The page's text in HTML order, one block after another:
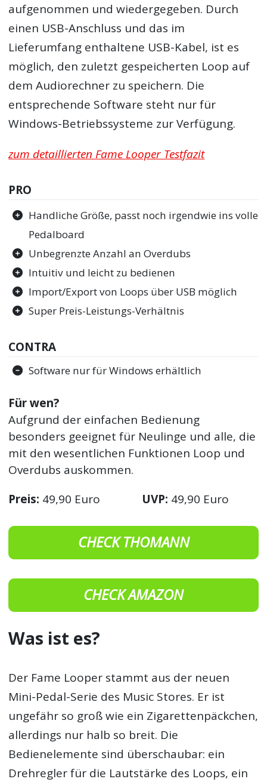
aufgenommen und wiedergegeben. Durch
einen USB-Anschluss und das im
Lieferumfang enthaltene USB-Kabel, ist es
möglich, den zuletzt gespeicherten Loop auf
dem Audiorechner zu speichern. Die
entsprechende Software steht nur für
Windows-Betriebssysteme zur Verfügung.
zum detaillierten Fame Looper Testfazit
PRO
Handliche Größe, passt noch irgendwie ins volle
Pedalboard
Unbegrenzte Anzahl an Overdubs
Intuitiv und leicht zu bedienen
Import/Export von Loops über USB möglich
Super Preis-Leistungs-Verhältnis
CONTRA
Software nur für Windows erhältlich
Für wen?
Aufgrund der einfachen Bedienung
besonders geeignet für Neulinge und alle, die
mit den wesentlichen Funktionen Loop und
Overdubs auskommen.
Preis: 49,90 Euro UVP: 49,90 Euro
CHECK THOMANN
CHECK AMAZON
Was ist es?
Der Fame Looper stammt aus der neuen
Mini-Pedal-Serie des Music Stores. Er ist
ungefähr so groß wie ein Zigarettenpäckchen,
allerdings nur halb so breit. Die
Bedienelemente sind überschaubar: ein
Drehregler für die Lautstärke des Loops, ein